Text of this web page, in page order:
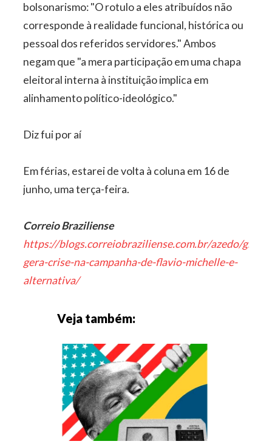
bolsonarismo: "O rotulo a eles atribuídos não
corresponde à realidade funcional, histórica ou
pessoal dos referidos servidores." Ambos
negam que "a mera participação em uma chapa
eleitoral interna à instituição implica em
alinhamento político-ideológico."
Diz fui por aí
Em férias, estarei de volta à coluna em 16 de
junho, uma terça-feira.
Correio Braziliense
https://blogs.correiobraziliense.com.br/azedo/
gera-crise-na-campanha-de-flavio-michelle-e-
alternativa/
Veja também: